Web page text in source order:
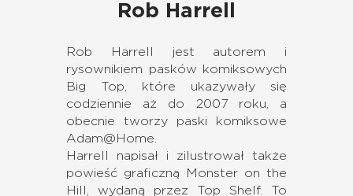
Rob Harrell
Rob Harrell jest autorem i
rysownikiem pasków komiksowych
Big Top, które ukazywały się
codziennie aż do 2007 roku, a
obecnie tworzy paski komiksowe
Adam@Home.
Harrell napisał i zilustrował także
powieść graficzną Monster on the
Hill, wydaną przez Top Shelf. To